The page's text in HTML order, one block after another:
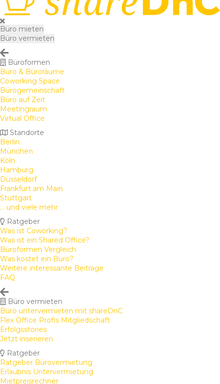
Büro mieten
Büro vermieten
Büroformen
Büro & Büroräume
Coworking Space
Bürogemeinschaft
Büro auf Zeit
Meetingraum
Virtual Office
Standorte
Berlin
München
Köln
Hamburg
Düsseldorf
Frankfurt am Main
Stuttgart
... und viele mehr
Ratgeber
Was ist Coworking?
Was ist ein Shared Office?
Büroformen Vergleich
Was kostet ein Büro?
Weitere interessante Beiträge
FAQ
Büro vermieten
Büro untervermieten mit shareDnC
Flex Office Profis Mitgliedschaft
Erfolgsstories
Jetzt inserieren
Ratgeber
Ratgeber Bürovermietung
Erlaubnis Untervermietung
Mietpreisrechner